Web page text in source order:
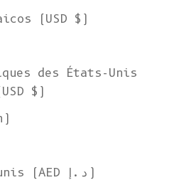
(USD $)
des États-Unis
$)
Émirats arabes unis (AED د.إ)